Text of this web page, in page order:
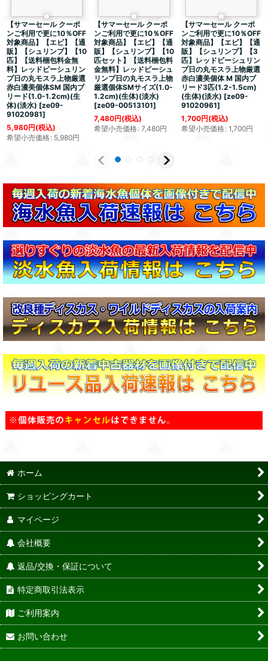
【サマーセール クーポ
ンご利用で更に10％OFF
対象商品】【エビ】【通
販】【シュリンプ】【10
匹】【送料梱包料金無
料】レッドビーシュリン
プ日の丸モスラ上物厳選
赤白濃美個体SM 国内ブ
リード(1.0-1.2cm)(生
体)(淡水) [ze09-
91020981]
5,980円(税込)
希望小売価格: 5,980円
【サマーセール クーポ
ンご利用で更に10％OFF
対象商品】【エビ】【通
販】【シュリンプ】【10
匹セット】【送料梱包料
金無料】レッドビーシュ
リンプ日の丸モスラ上物
厳選個体SMサイズ(1.0-
1.2cm)(生体)(淡水)
[ze09-00513101]
7,480円(税込)
希望小売価格: 7,480円
【サマーセール クーポ
ンご利用で更に10％OFF
対象商品】【エビ】【通
販】【シュリンプ】【3
匹】レッドビーシュリン
プ日の丸モスラ上物厳選
赤白濃美個体 M 国内ブ
リード3匹(1.2-1.5cm)
(生体)(淡水) [ze09-
91020961]
1,700円(税込)
希望小売価格: 1,700円
ホーム
ショッピングカート
マイページ
会社概要
返品/交換・保証について
特定商取引法表示
ご利用案内
お問い合わせ